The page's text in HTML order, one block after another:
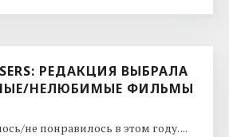
РЕДАКЦИЯ ВЫБРАЛА
НЕЛЮБИМЫЕ ФИЛЬМЫ
не понравилось в этом году. ...